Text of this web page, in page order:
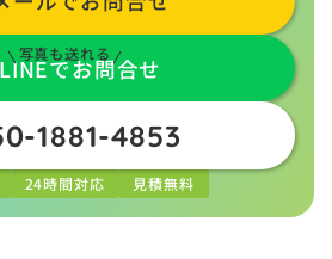
写真も送れる
LINEでお問合せ
1881-4853
24時間対応 見積無料